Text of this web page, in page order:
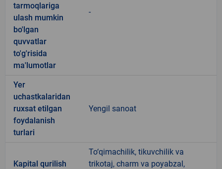
tarmoqlariga
ulash mumkin
bo'lgan
quvvatlar
to'g'risida
ma'lumotlar
-
Yer
uchastkalaridan
ruxsat etilgan
foydalanish
turlari
Yengil sanoat
Kapital qurilish
To‘qimachilik, tikuvchilik va
trikotaj, charm va poyabzal,